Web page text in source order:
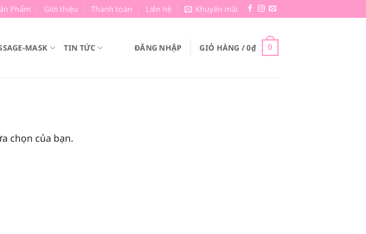
Phẩm Giới thiệu Thanh toán Liên hệ Khuyến mãi
MASK TIN TỨC ĐĂNG NHẬP GIỎ HÀNG /0₫ 0
chọn của bạn.